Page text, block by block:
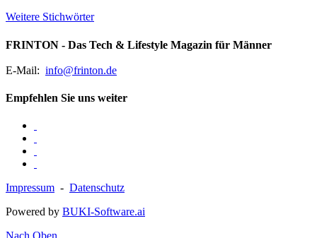
Weitere Stichwörter
FRINTON - Das Tech & Lifestyle Magazin für Männer
E-Mail: info@frinton.de
Empfehlen Sie uns weiter
Impressum - Datenschutz
Powered by BUKI-Software.ai
Nach Oben